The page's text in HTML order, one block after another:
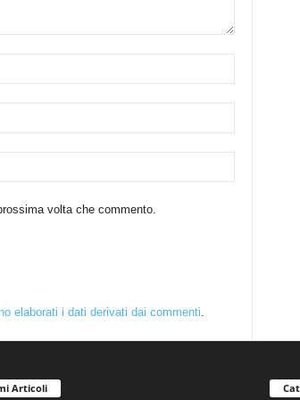
volta che commento.
elaborati i dati derivati dai commenti.
Articoli